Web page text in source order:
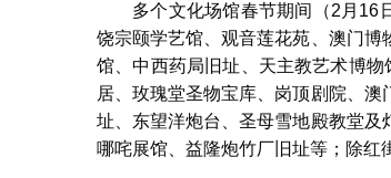
多个文化场馆春节期间（2月16
饶宗颐学艺馆、观音莲花苑、澳门
馆、中西药局旧址、天主教艺术博
居、玫瑰堂圣物宝库、岗顶剧院、
址、东望洋炮台、圣母雪地殿教堂
哪咤展馆、益隆炮竹厂旧址等；除红